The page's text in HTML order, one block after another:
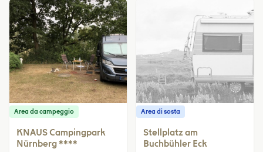
Area da campeggio
KNAUS Campingpark
Nürnberg ****
Area di sosta
Stellplatz am
Buchbühler Eck